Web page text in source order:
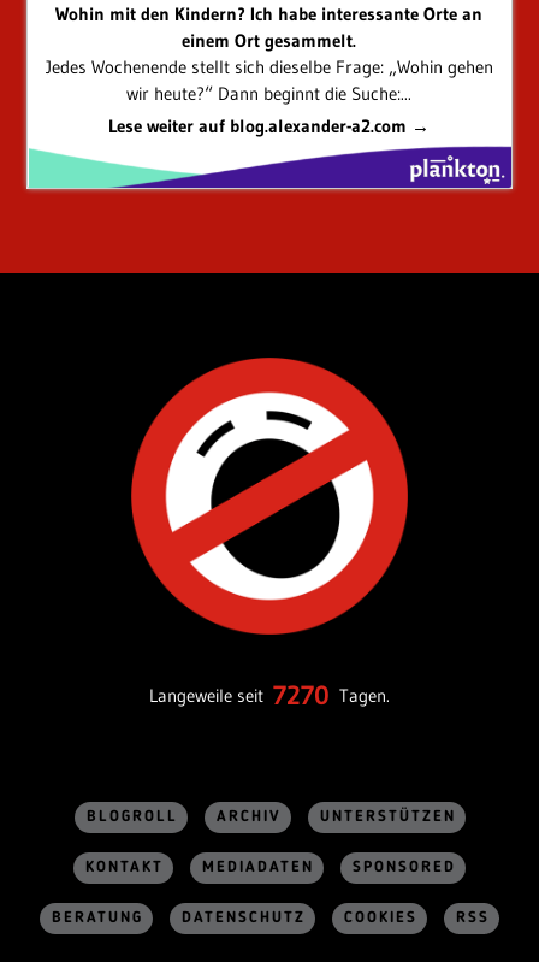
Wohin mit den Kindern? Ich habe interessante Orte an
einem Ort gesammelt.
Jedes Wochenende stellt sich dieselbe Frage: „Wohin gehen
wir heute?“ Dann beginnt die Suche:...
Lese weiter auf blog.alexander-a2.com →
Langeweile seit 7270 Tagen.
BLOGROLL ARCHIV UNTERSTÜTZEN
KONTAKT MEDIADATEN SPONSORED
BERATUNG DATENSCHUTZ COOKIES RSS